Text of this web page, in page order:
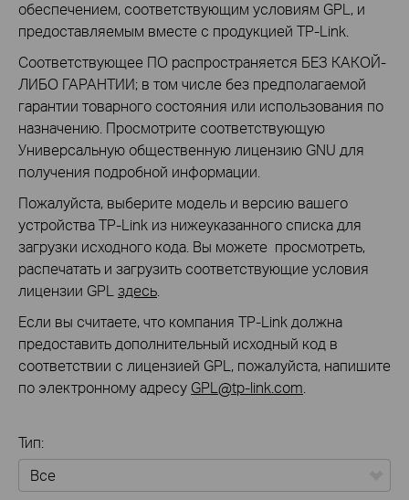
обеспечением, соответствующим условиям GPL, и
предоставляемым вместе с продукцией TP-Link.
Соответствующее ПО распространяется БЕЗ КАКОЙ-
ЛИБО ГАРАНТИИ; в том числе без предполагаемой
гарантии товарного состояния или использования по
назначению. Просмотрите соответствующую
Универсальную общественную лицензию GNU для
получения подробной информации.
Пожалуйста, выберите модель и версию вашего
устройства TP-Link из нижеуказанного списка для
загрузки исходного кода. Вы можете просмотреть,
распечатать и загрузить соответствующие условия
лицензии GPL здесь
Если вы считаете, что компания TP-Link должна
предоставить дополнительный исходный код в
соответствии с лицензией GPL, пожалуйста, напишите
по электронному адресу GPL@tp-link.com
Тип: